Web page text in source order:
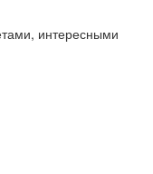
интересными